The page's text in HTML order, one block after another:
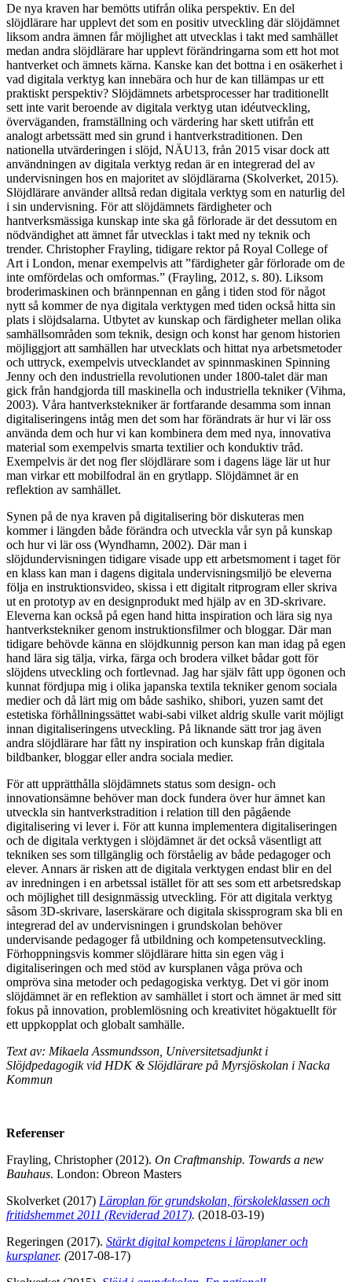
De nya kraven har bemötts utifrån olika perspektiv. En del
slöjdlärare har upplevt det som en positiv utveckling där slöjdämnet
liksom andra ämnen får möjlighet att utvecklas i takt med samhället
medan andra slöjdlärare har upplevt förändringarna som ett hot mot
hantverket och ämnets kärna. Kanske kan det bottna i en osäkerhet i
vad digitala verktyg kan innebära och hur de kan tillämpas ur ett
praktiskt perspektiv? Slöjdämnets arbetsprocesser har traditionellt
sett inte varit beroende av digitala verktyg utan idéutveckling,
överväganden, framställning och värdering har skett utifrån ett
analogt arbetssätt med sin grund i hantverkstraditionen. Den
nationella utvärderingen i slöjd, NÄU13, från 2015 visar dock att
användningen av digitala verktyg redan är en integrerad del av
undervisningen hos en majoritet av slöjdlärarna (Skolverket, 2015).
Slöjdlärare använder alltså redan digitala verktyg som en naturlig del
i sin undervisning. För att slöjdämnets färdigheter och
hantverksmässiga kunskap inte ska gå förlorade är det dessutom en
nödvändighet att ämnet får utvecklas i takt med ny teknik och
trender. Christopher Frayling, tidigare rektor på Royal College of
Art i London, menar exempelvis att ”färdigheter går förlorade om de
inte omfördelas och omformas.” (Frayling, 2012, s. 80). Liksom
broderimaskinen och brännpennan en gång i tiden stod för något
nytt så kommer de nya digitala verktygen med tiden också hitta sin
plats i slöjdsalarna. Utbytet av kunskap och färdigheter mellan olika
samhällsområden som teknik, design och konst har genom historien
möjliggjort att samhällen har utvecklats och hittat nya arbetsmetoder
och uttryck, exempelvis utvecklandet av spinnmaskinen Spinning
Jenny och den industriella revolutionen under 1800-talet där man
gick från handgjorda till maskinella och industriella tekniker (Vihma,
2003). Våra hantverkstekniker är fortfarande desamma som innan
digitaliseringens intåg men det som har förändrats är hur vi lär oss
använda dem och hur vi kan kombinera dem med nya, innovativa
material som exempelvis smarta textilier och konduktiv tråd.
Exempelvis är det nog fler slöjdlärare som i dagens läge lär ut hur
man virkar ett mobilfodral än en grytlapp. Slöjdämnet är en
reflektion av samhället.
Synen på de nya kraven på digitalisering bör diskuteras men
kommer i längden både förändra och utveckla vår syn på kunskap
och hur vi lär oss (Wyndhamn, 2002). Där man i
slöjdundervisningen tidigare visade upp ett arbetsmoment i taget för
en klass kan man i dagens digitala undervisningsmiljö be eleverna
följa en instruktionsvideo, skissa i ett digitalt ritprogram eller skriva
ut en prototyp av en designprodukt med hjälp av en 3D-skrivare.
Eleverna kan också på egen hand hitta inspiration och lära sig nya
hantverkstekniker genom instruktionsfilmer och bloggar. Där man
tidigare behövde känna en slöjdkunnig person kan man idag på egen
hand lära sig tälja, virka, färga och brodera vilket bådar gott för
slöjdens utveckling och fortlevnad. Jag har själv fått upp ögonen och
kunnat fördjupa mig i olika japanska textila tekniker genom sociala
medier och då lärt mig om både sashiko, shibori, yuzen samt det
estetiska förhållningssättet wabi-sabi vilket aldrig skulle varit möjligt
innan digitaliseringens utveckling. På liknande sätt tror jag även
andra slöjdlärare har fått ny inspiration och kunskap från digitala
bildbanker, bloggar eller andra sociala medier.
För att upprätthålla slöjdämnets status som design- och
innovationsämne behöver man dock fundera över hur ämnet kan
utveckla sin hantverkstradition i relation till den pågående
digitalisering vi lever i. För att kunna implementera digitaliseringen
och de digitala verktygen i slöjdämnet är det också väsentligt att
tekniken ses som tillgänglig och förståelig av både pedagoger och
elever. Annars är risken att de digitala verktygen endast blir en del
av inredningen i en arbetssal istället för att ses som ett arbetsredskap
och möjlighet till designmässig utveckling. För att digitala verktyg
såsom 3D-skrivare, laserskärare och digitala skissprogram ska bli en
integrerad del av undervisningen i grundskolan behöver
undervisande pedagoger få utbildning och kompetensutveckling.
Förhoppningsvis kommer slöjdlärare hitta sin egen väg i
digitaliseringen och med stöd av kursplanen våga pröva och
ompröva sina metoder och pedagogiska verktyg. Det vi gör inom
slöjdämnet är en reflektion av samhället i stort och ämnet är med sitt
fokus på innovation, problemlösning och kreativitet högaktuellt för
ett uppkopplat och globalt samhälle.
Text av: Mikaela Assmundsson, Universitetsadjunkt i
Slöjdpedagogik vid HDK & Slöjdlärare på Myrsjöskolan i Nacka
Kommun
Referenser
Frayling, Christopher (2012). On Craftmanship. Towards a new
Bauhaus. London: Obreon Masters
Skolverket (2017) Läroplan för grundskolan, förskoleklassen och
fritidshemmet 2011 (Reviderad 2017). (2018-03-19)
Regeringen (2017). Stärkt digital kompetens i läroplaner och
kursplaner. (2017-08-17)